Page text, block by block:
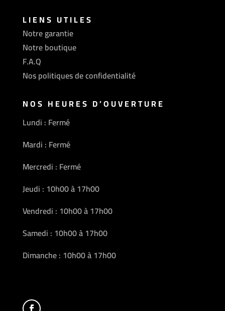
LIENS UTILES
Notre garantie
Notre boutique
F.A.Q
Nos politiques de confidentialité
NOS HEURES D’OUVERTURE
Lundi : Fermé
Mardi : Fermé
Mercredi : Fermé
Jeudi : 10h00 à 17h00
Vendredi : 10h00 à 17h00
Samedi : 10h00 à 17h00
Dimanche : 10h00 à 17h00